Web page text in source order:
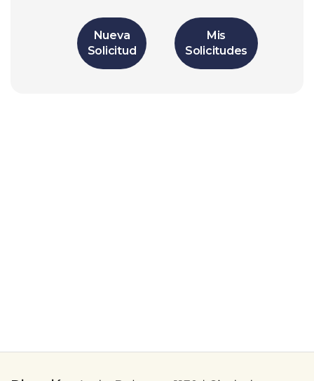
Nueva
Solicitud
Mis
Solicitudes